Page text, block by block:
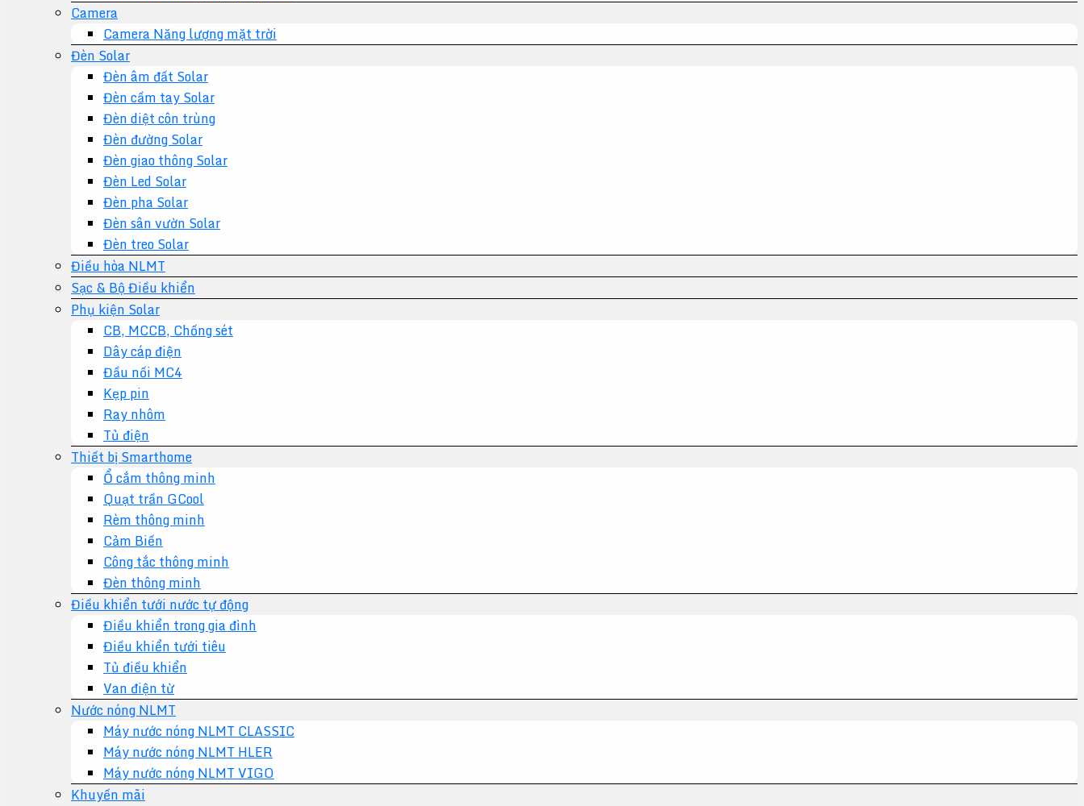
Camera
Camera Năng lượng mặt trời
Đèn Solar
Đèn âm đất Solar
Đèn cầm tay Solar
Đèn diệt côn trùng
Đèn đường Solar
Đèn giao thông Solar
Đèn Led Solar
Đèn pha Solar
Đèn sân vườn Solar
Đèn treo Solar
Điều hòa NLMT
Sạc & Bộ Điều khiển
Phụ kiện Solar
CB, MCCB, Chống sét
Dây cáp điện
Đầu nối MC4
Kẹp pin
Ray nhôm
Tủ điện
Thiết bị Smarthome
Ổ cắm thông minh
Quạt trần GCool
Rèm thông minh
Cảm Biến
Công tắc thông minh
Đèn thông minh
Điều khiển tưới nước tự động
Điều khiển trong gia đình
Điều khiển tưới tiêu
Tủ điều khiển
Van điện từ
Nước nóng NLMT
Máy nước nóng NLMT CLASSIC
Máy nước nóng NLMT HLER
Máy nước nóng NLMT VIGO
Khuyến mãi